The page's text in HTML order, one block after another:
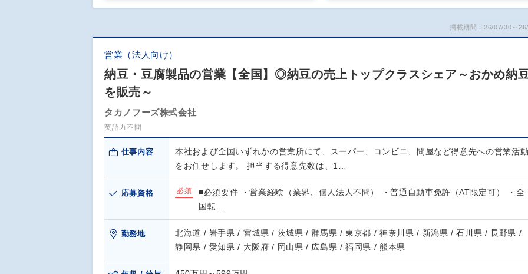
掲載期間：26/07/30～
営業（法人向け）
納豆・豆腐製品の営業【全国】◎納豆の売上トップクラスシェア～おかめ納
を販売～
タカノフーズ株式会社
英語力不問
仕事内容
本社および全国いずれかの営業所にて、スーパー、コンビニ、問屋など得意先への営業活
をお任せします。 担当する得意先数は、1…
応募資格 必須
■必須要件 ・営業経験（業界、個人法人不問） ・普通自動車免許（AT限定可） ・全
国転…
勤務地
北海道 / 岩手県 / 宮城県 / 茨城県 / 群馬県 / 東京都 / 神奈川県 / 新潟県 / 石川県 / 長野県 /
静岡県 / 愛知県 / 大阪府 / 岡山県 / 広島県 / 福岡県 / 熊本県